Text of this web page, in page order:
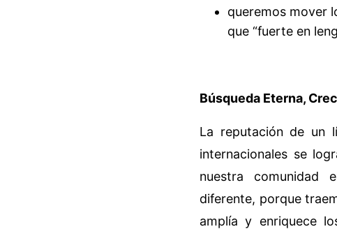
queremos mover
que “fuerte en
Búsqueda Eterna,
La reputación de un
internacionales se
nuestra comunidad
diferente, porque
amplía y enriquece